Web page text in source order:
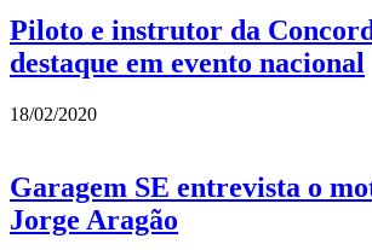
Piloto e instrutor da
destaque em evento nacional
18/02/2020
Garagem SE entrevista o
Jorge Aragão